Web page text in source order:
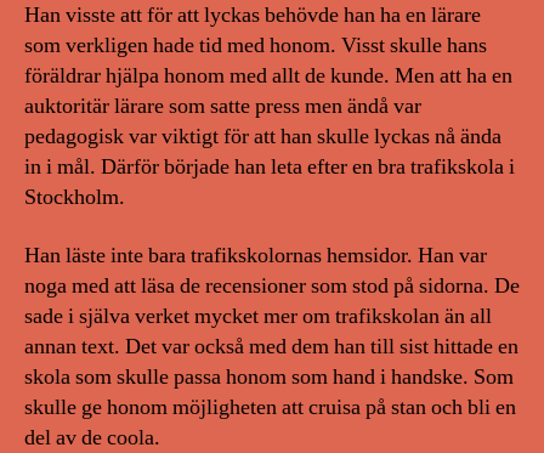
Han visste att för att lyckas behövde han ha en lärare
som verkligen hade tid med honom. Visst skulle hans
föräldrar hjälpa honom med allt de kunde. Men att ha en
auktoritär lärare som satte press men ändå var
pedagogisk var viktigt för att han skulle lyckas nå ända
in i mål. Därför började han leta efter en bra trafikskola i
Stockholm.
Han läste inte bara trafikskolornas hemsidor. Han var
noga med att läsa de recensioner som stod på sidorna. De
sade i själva verket mycket mer om trafikskolan än all
annan text. Det var också med dem han till sist hittade en
skola som skulle passa honom som hand i handske. Som
skulle ge honom möjligheten att cruisa på stan och bli en
del av de coola.